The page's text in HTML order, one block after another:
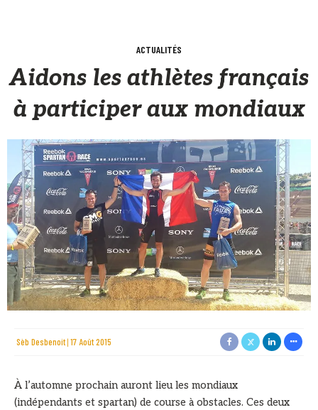
ACTUALITÉS
Aidons les athlètes français
à participer aux mondiaux
Sèb Desbenoit 17 Août 2015
À l’automne prochain auront lieu les mondiaux
(indépendants et spartan) de course à obstacles. Ces deux